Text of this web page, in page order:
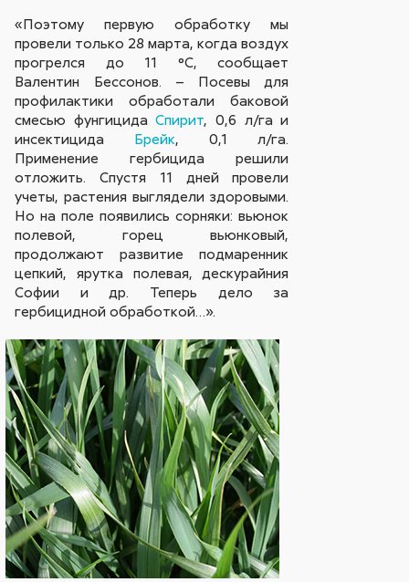
«Поэтому первую обработку мы
провели только 28 марта, когда воздух
прогрелся до 11 °С, сообщает
Валентин Бессонов. – Посевы для
профилактики обработали баковой
смесью фунгицидаСпирит, 0,6 л/га и
инсектицида Брейк, 0,1 л/га.
Применение гербицида решили
отложить. Спустя 11 дней провели
учеты, растения выглядели здоровыми.
Но на поле появились сорняки: вьюнок
полевой, горец вьюнковый,
продолжают развитие подмаренник
цепкий, ярутка полевая, дескурайния
Софии и др. Теперь дело за
гербицидной обработкой…».